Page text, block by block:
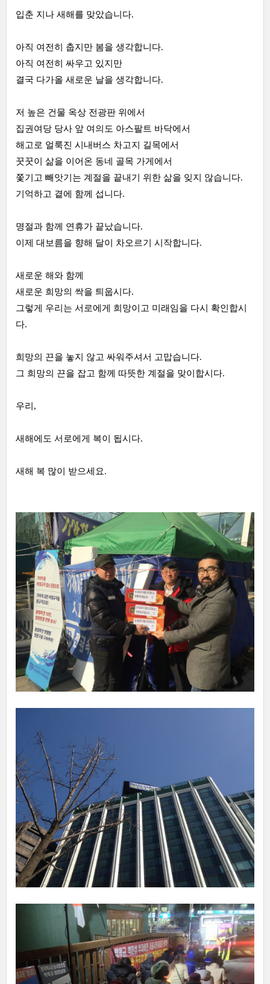
입춘 지나 새해를 맞았습니다.
아직 여전히 춥지만 봄을 생각합니다.
아직 여전히 싸우고 있지만
결국 다가올 새로운 날을 생각합니다.
저 높은 건물 옥상 전광판 위에서
집권여당 당사 앞 여의도 아스팔트 바닥에서
해고로 얼룩진 시내버스 차고지 길목에서
꿋꿋이 삶을 이어온 동네 골목 가게에서
쫓기고 빼앗기는 계절을 끝내기 위한 삶을 잊지 않습니다.
기억하고 곁에 함께 섭니다.
명절과 함께 연휴가 끝났습니다.
이제 대보름을 향해 달이 차오르기 시작합니다.
새로운 해와 함께
새로운 희망의 싹을 틔웁시다.
그렇게 우리는 서로에게 희망이고 미래임을 다시 확인합시
다.
희망의 끈을 놓지 않고 싸워주셔서 고맙습니다.
그 희망의 끈을 잡고 함께 따뜻한 계절을 맞이합시다.
우리,
새해에도 서로에게 복이 됩시다.
새해 복 많이 받으세요.